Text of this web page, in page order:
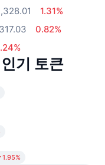
1.31%
0.82%
기 토큰
1.95%